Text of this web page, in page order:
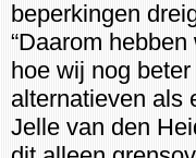
beperkingen
“Daarom
hoe wij nog
alternatieven als
Jelle van den